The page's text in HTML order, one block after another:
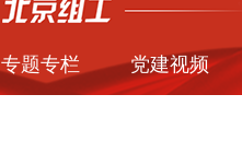
专题专栏 党建视频